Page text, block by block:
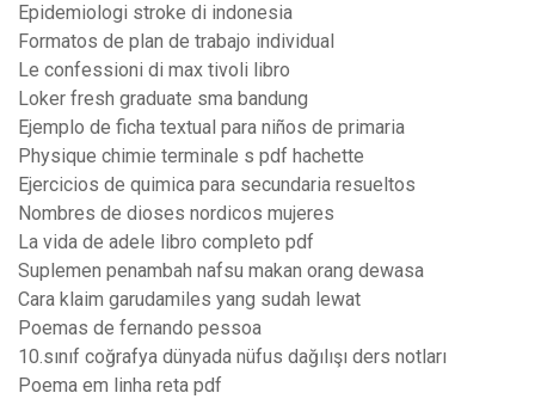
Epidemiologi stroke di indonesia
Formatos de plan de trabajo individual
Le confessioni di max tivoli libro
Loker fresh graduate sma bandung
Ejemplo de ficha textual para niños de primaria
Physique chimie terminale s pdf hachette
Ejercicios de quimica para secundaria resueltos
Nombres de dioses nordicos mujeres
La vida de adele libro completo pdf
Suplemen penambah nafsu makan orang dewasa
Cara klaim garudamiles yang sudah lewat
Poemas de fernando pessoa
10.sınıf coğrafya dünyada nüfus dağılışı ders notları
Poema em linha reta pdf